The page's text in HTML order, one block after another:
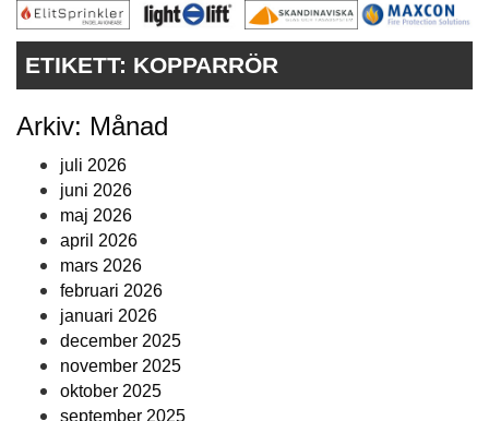
ANNONSERA
KONTAKT
ETIKETT: KOPPARRÖR
Arkiv: Månad
juli 2026
juni 2026
maj 2026
april 2026
mars 2026
februari 2026
januari 2026
december 2025
november 2025
oktober 2025
september 2025